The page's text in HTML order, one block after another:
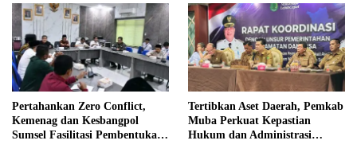
Pertahankan Zero Conflict,
Kemenag dan Kesbangpol
Sumsel Fasilitasi Pembentukan
Tertibkan Aset Daerah, Pemkab
Muba Perkuat Kepastian
Hukum dan Administrasi